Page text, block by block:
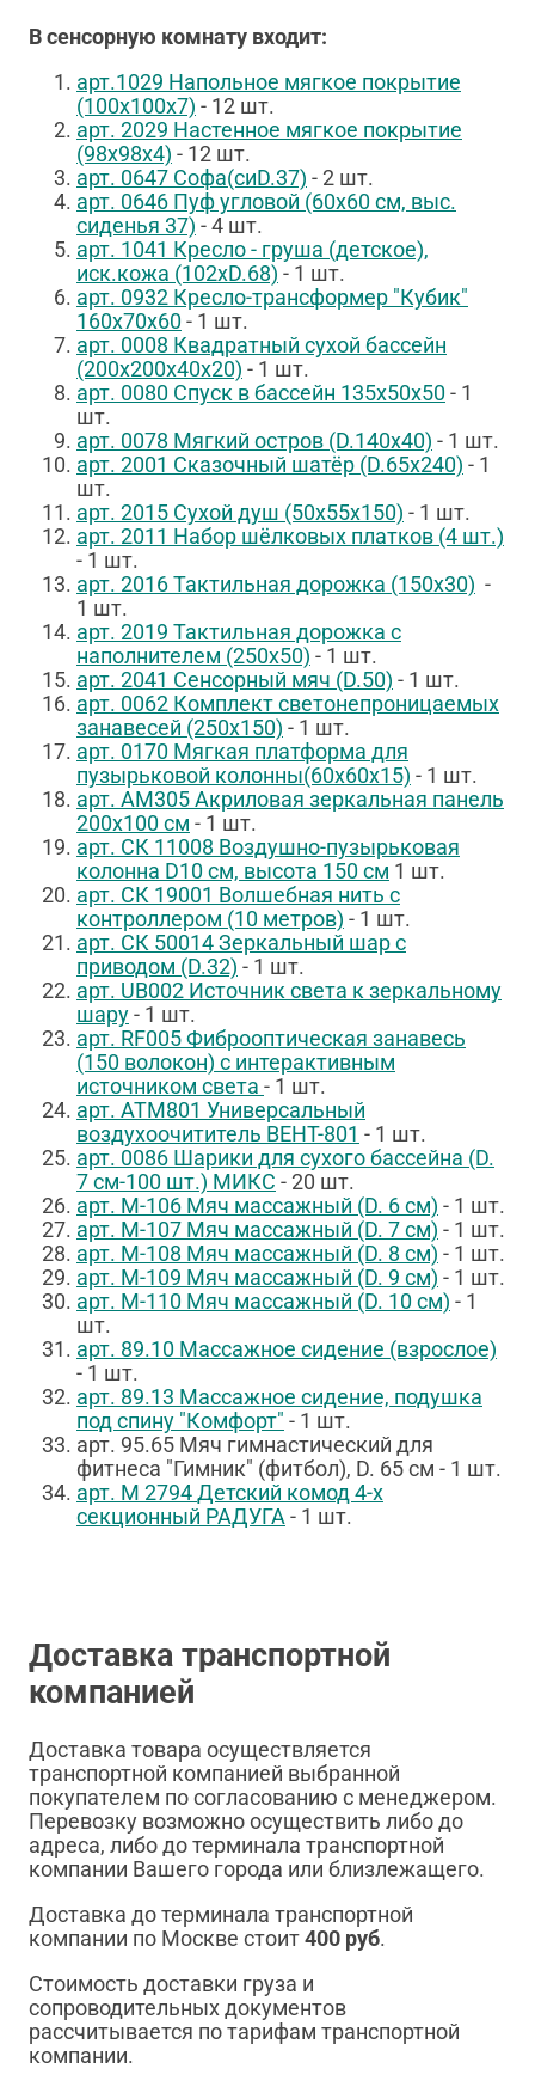
В сенсорную комнату входит:
арт.1029 Напольное мягкое покрытие
(100х100х7) - 12 шт.
арт. 2029 Настенное мягкое покрытие
(98х98х4) - 12 шт.
арт. 0647 Софа(сиD.37) - 2 шт.
арт. 0646 Пуф угловой (60х60 см, выс.
сиденья 37) - 4 шт.
арт. 1041 Кресло - груша (детское),
иск.кожа (102хD.68) - 1 шт.
арт. 0932 Кресло-трансформер "Кубик"
160х70х60- 1 шт.
арт. 0008 Квадратный сухой бассейн
(200х200х40х20) - 1 шт.
арт. 0080 Спуск в бассейн 135х50х50- 1
шт.
арт. 0078 Мягкий остров (D.140х40) - 1 шт.
арт. 2001 Сказочный шатёр (D.65х240) - 1
шт.
арт. 2015 Сухой душ (50х55х150) - 1 шт.
арт. 2011 Набор шёлковых платков (4 шт.)
- 1 шт.
арт. 2016Тактильная дорожка (150х30) -
1 шт.
арт. 2019 Тактильная дорожка с
наполнителем (250х50) - 1 шт.
арт. 2041 Сенсорный мяч (D.50) - 1 шт.
арт. 0062 Комплект светонепроницаемых
занавесей (250х150) - 1 шт.
арт. 0170 Мягкая платформа для
пузырьковой колонны(60х60х15) - 1 шт.
арт. АМ305Акриловая зеркальная панель
200х100 см - 1 шт.
арт. СК 11008 Воздушно-пузырьковая
колонна D10 см, высота 150 см 1 шт.
арт. СК 19001 Волшебная нить с
контроллером (10 метров) - 1 шт.
арт. СК 50014Зеркальный шар с
приводом (D.32) - 1 шт.
арт. UB002 Источник света к зеркальному
шару- 1 шт.
арт. RF005Фиброоптическая занавесь
(150 волокон) с интерактивным
источником света - 1 шт.
арт. АТМ801 Универсальный
воздухоочититель ВЕНТ-801 - 1 шт.
арт. 0086 Шарики для сухого бассейна (D.
7 см-100 шт.) МИКС - 20 шт.
арт. М-106 Мяч массажный (D. 6 см) - 1 шт.
арт. М-107 Мяч массажный (D. 7 см) - 1 шт.
арт. М-108 Мяч массажный (D. 8 см) - 1 шт.
арт. М-109 Мяч массажный (D. 9 см) - 1 шт.
арт. М-110 Мяч массажный (D. 10 см) - 1
шт.
арт. 89.10 Массажное сидение (взрослое)
- 1 шт.
арт. 89.13 Массажное сидение, подушка
под спину "Комфорт" - 1 шт.
арт. 95.65 Мяч гимнастический для
фитнеса "Гимник" (фитбол), D. 65 см - 1 шт.
арт. М 2794Детский комод 4-х
секционный РАДУГА- 1 шт.
Доставка транспортной
компанией
Доставка товара осуществляется
транспортной компанией выбранной
покупателем по согласованию с менеджером.
Перевозку возможно осуществить либо до
адреса, либо до терминала транспортной
компании Вашего города или близлежащего.
Доставка до терминала транспортной
компании по Москве стоит400 руб.
Стоимость доставки груза и
сопроводительных документов
рассчитывается по тарифам транспортной
компании.